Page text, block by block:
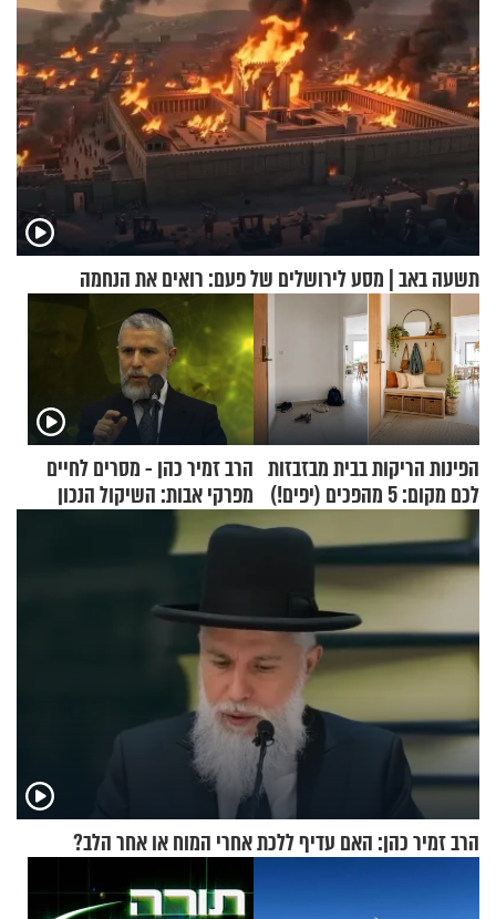
תשעה באב | מסע לירושלים של פעם: רואים את הנחמה
הפינות הריקות בבית מבזבזות
לכם מקום: 5 מהפכים (יפים!)
שאפשר לעשות כבר היום
הרב זמיר כהן - מסרים לחיים
מפרקי אבות: השיקול הנכון
הרב זמיר כהן: האם עדיף ללכת אחרי המוח או אחר הלב?